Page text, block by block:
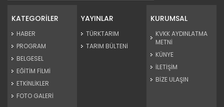
tamamladıktan...
KATEGORİLER
HABER
PROGRAM
BELGESEL
EĞİTİM FİLMİ
ETKİNLİKLER
FOTO GALERİ
YAYINLAR
TÜRKTARIM
TARIM BÜLTENİ
KURUMSAL
KVKK AYDINLATMA
METNİ
KÜNYE
İLETİŞİM
BİZE ULAŞIN